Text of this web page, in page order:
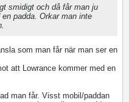
smidigt och då får man ju
padda. Orkar man inte
som man får när man ser en
att Lowrance kommer med en
man får. Visst mobil/paddan